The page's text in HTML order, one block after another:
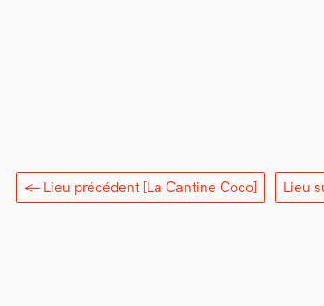
← Lieu précédent [La Cantine Coco] Lieu